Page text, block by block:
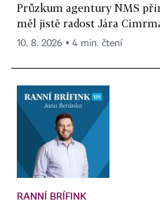
Průzkum agentury NMS
měl jistě radost Jára
10. 8. 2026 ▪ 4 min. čtení
RANNÍ BRÍFINK